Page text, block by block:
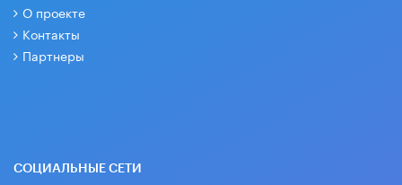
О проекте
Контакты
Партнеры
СОЦИАЛЬНЫЕ СЕТИ